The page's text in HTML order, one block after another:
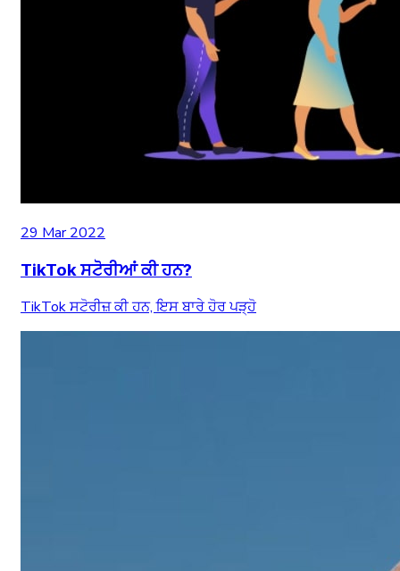
29 Mar 2022
TikTok ਸਟੋਰੀਆਂ ਕੀ ਹਨ?
TikTok ਸਟੋਰੀਜ਼ ਕੀ ਹਨ, ਇਸ ਬਾਰੇ ਹੋਰ ਪੜ੍ਹੋ